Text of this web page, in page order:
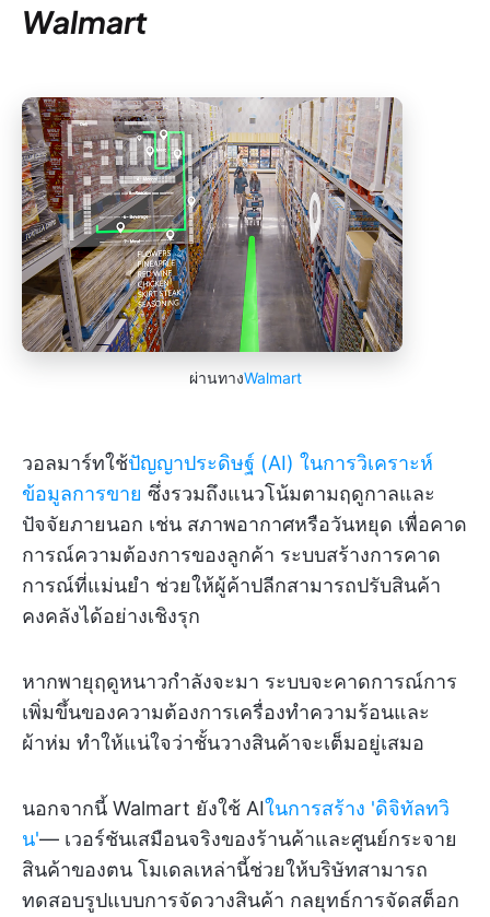
Walmart
ผ่านทางWalmart
วอลมาร์ทใช้ปัญญาประดิษฐ์ (AI) ในการวิเคราะห์
ข้อมูลการขาย ซึ่งรวมถึงแนวโน้มตามฤดูกาลและ
ปัจจัยภายนอก เช่น สภาพอากาศหรือวันหยุด เพื่อคาด
การณ์ความต้องการของลูกค้า ระบบสร้างการคาด
การณ์ที่แม่นยำ ช่วยให้ผู้ค้าปลีกสามารถปรับสินค้า
คงคลังได้อย่างเชิงรุก
หากพายุฤดูหนาวกำลังจะมา ระบบจะคาดการณ์การ
เพิ่มขึ้นของความต้องการเครื่องทำความร้อนและ
ผ้าห่ม ทำให้แน่ใจว่าชั้นวางสินค้าจะเต็มอยู่เสมอ
นอกจากนี้ Walmart ยังใช้ AIในการสร้าง 'ดิจิทัลทวิ
น'— เวอร์ชันเสมือนจริงของร้านค้าและศูนย์กระจาย
สินค้าของตน โมเดลเหล่านี้ช่วยให้บริษัทสามารถ
ทดสอบรูปแบบการจัดวางสินค้า กลยุทธ์การจัดสต็อก